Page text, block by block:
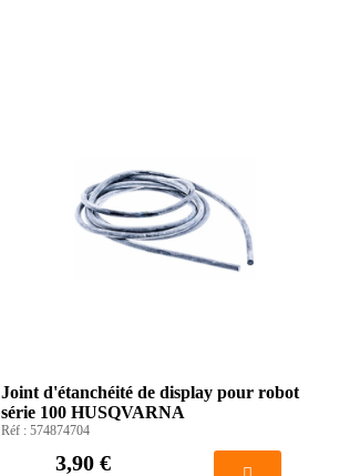
Joint d'étanchéité de display pour robot
série 100 HUSQVARNA
Réf :574874704
3,90 €